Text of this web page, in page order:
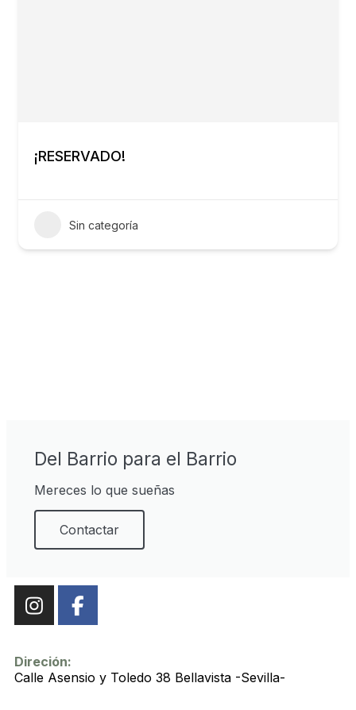
¡RESERVADO!
Sin categoría
Del Barrio para el Barrio
Mereces lo que sueñas
Contactar
Direción:
Calle Asensio y Toledo 38 Bellavista -Sevilla-